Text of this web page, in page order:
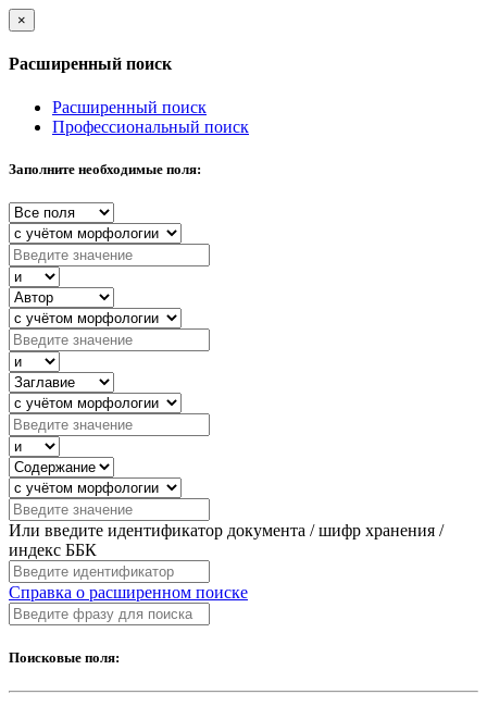
×
Расширенный поиск
Расширенный поиск
Профессиональный поиск
Заполните необходимые поля:
Или введите идентификатор документа / шифр хранения /
индекс ББК
Справка о расширенном поиске
Поисковые поля: